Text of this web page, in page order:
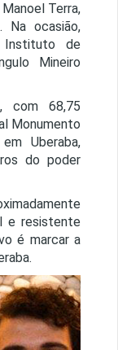
Terra,
Na ocasião,
de
Mineiro
com 68,75
Monumento
Uberaba,
do poder
e resistente
é marcar a